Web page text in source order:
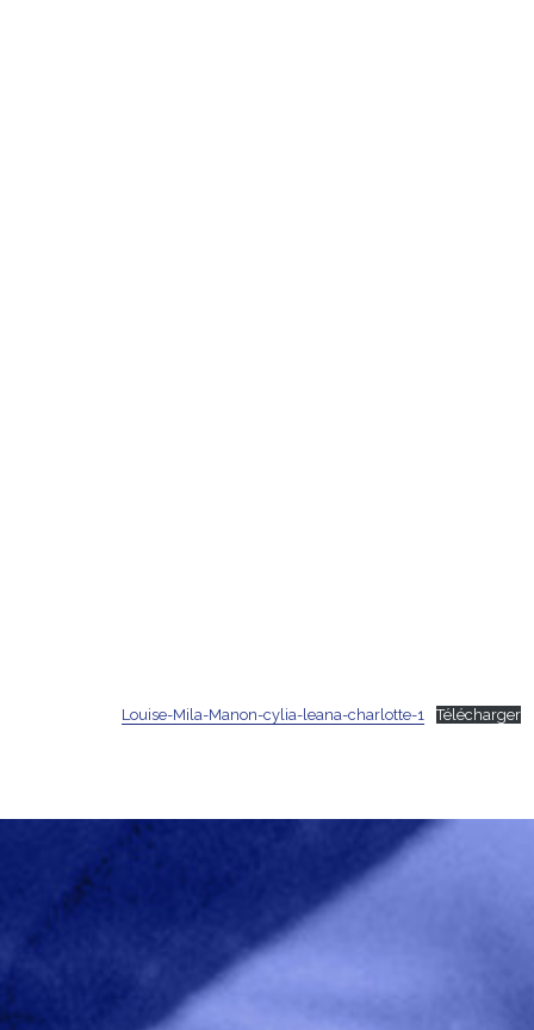
Louise-Mila-Manon-cylia-leana-charlotte-1 Télécharger